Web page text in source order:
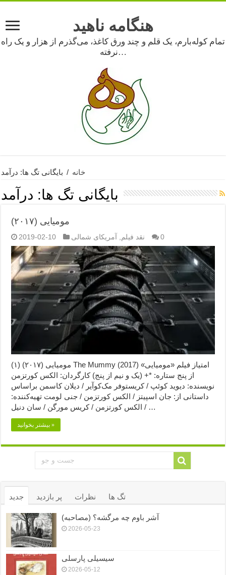
هنگامه ناهید
تمام کوله‌بارم، یک قلم و چند ورق کاغذ، می‌گذرم از هزار و یک راه
نرفته…
خانه / بایگانی تگ ها: درآمد
بایگانی تگ ها: درآمد
مومیایی (۲۰۱۷)
2019-02-10 نقد فیلم آمریکای شمالی 0
مومیایی (۲۰۱۷) (۱) The Mummy (2017) امتیاز فیلم «مومیایی»
از پنج ستاره: *+ (یک و نیم از پنج) کارگردان: الکس کورتزمن
نویسنده: دیوید کوئپ / کریستوفر مک‌کوآیر / دیلان کاسمن براساس
داستانی از: جان اسپیتز / الکس کورتزمن / جنی لومت تهیه‌کننده:
الکس کورتزمن / کریس مورگن / سان دنیل / …
بیشتر بخوانید »
جدید پر بازدید نظرات تگ ها
آشر باوم چه مرگشه؟ (مصاحبه)
2026-05-23
سیسیلی پارسلی
2026-05-12